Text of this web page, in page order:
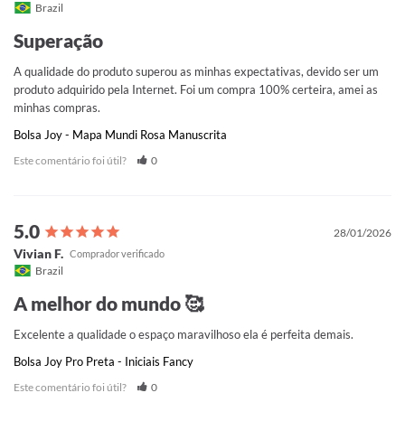
Brazil
Superação
A qualidade do produto superou as minhas expectativas, devido ser um
produto adquirido pela Internet. Foi um compra 100% certeira, amei as
minhas compras.
Bolsa Joy - Mapa Mundi Rosa Manuscrita
Este comentário foi útil? 0
28/01/2026
Vivian F.
Brazil
A melhor do mundo 🥰
Excelente a qualidade o espaço maravilhoso ela é perfeita demais.
Bolsa Joy Pro Preta - Iniciais Fancy
Este comentário foi útil? 0